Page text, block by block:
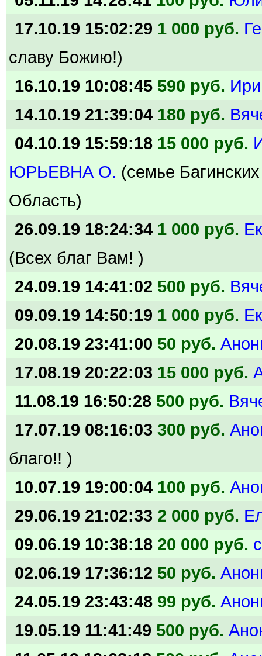
17.10.19 15:02:29 1 000 руб.
славу Божию!)
16.10.19 10:08:45 590 руб.
14.10.19 21:39:04 180 руб.
04.10.19 15:59:18 15 000 руб.
ЮРЬЕВНА О. (семье
Область)
26.09.19 18:24:34 1 000 руб.
(Всех благ Вам! )
24.09.19 14:41:02 500 руб.
09.09.19 14:50:19 1 000 руб.
20.08.19 23:41:00 50 руб.
17.08.19 20:22:03 15 000 руб.
11.08.19 16:50:28 500 руб.
17.07.19 08:16:03 300 руб.
благо!! )
10.07.19 19:00:04 100 руб.
29.06.19 21:02:33 2 000 руб.
09.06.19 10:38:18 20 000 руб.
02.06.19 17:36:12 50 руб.
24.05.19 23:43:48 99 руб.
19.05.19 11:41:49 500 руб.